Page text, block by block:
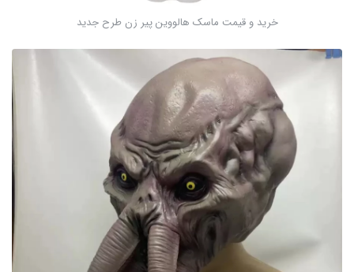
خرید و قیمت ماسک هالووین پیر زن طرح جدید